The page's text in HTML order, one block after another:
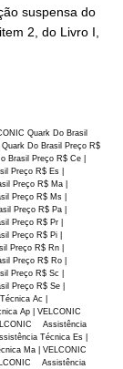
suspensa do
2, do Livro I,
Quark Do Brasil
Do Brasil Preço R$
Brasil Preço R$ Ce |
Preço R$ Es |
Preço R$ Ma |
Preço R$ Ms |
Preço R$ Pa |
Preço R$ Pr |
Preço R$ Pi |
Preço R$ Rn |
Preço R$ Ro |
Preço R$ Sc |
Preço R$ Se |
Ac |
Ap | VELCONIC
Assistência
Técnica Es |
Ma | VELCONIC
Assistência